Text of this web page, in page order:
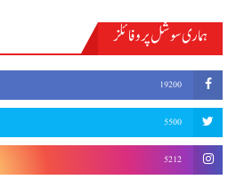
ہماری سوشل پروفائلز
19200
5500
5212